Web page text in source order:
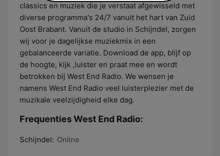
classics en muziek die je verstaat afgewisseld met
diverse programma's 24/7 vanuit het hart van Zuid
Oost Brabant. Vanuit de studio in Schijndel, zorgen
wij voor je dagelijkse muziekmix in een
gebalanceerde variatie. Download de app, blijf op
de hoogte, kijk ,luister en praat mee en wordt
betrokken bij West End Radio. We wensen je
namens West End Radio veel luisterplezier met de
muzikale veelzijdigheid elke dag.
Frequenties West End Radio:
Schijndel: Online